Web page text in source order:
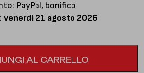
PayPal, bonifico
venerdì 21 agosto 2026
AL CARRELLO